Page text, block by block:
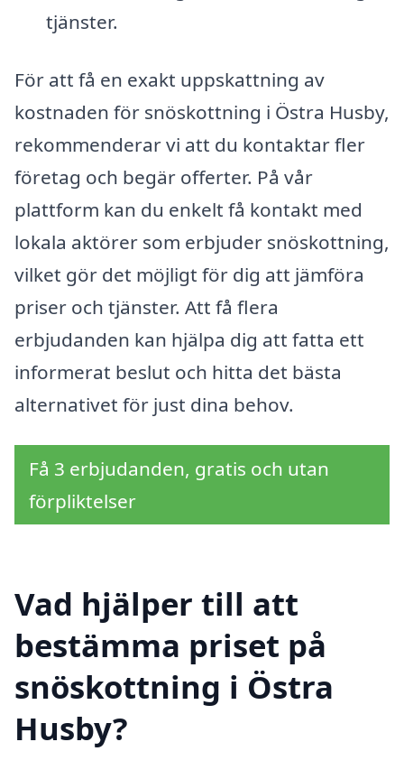
tjänster.
För att få en exakt uppskattning av
kostnaden för snöskottning i Östra Husby,
rekommenderar vi att du kontaktar fler
företag och begär offerter. På vår
plattform kan du enkelt få kontakt med
lokala aktörer som erbjuder snöskottning,
vilket gör det möjligt för dig att jämföra
priser och tjänster. Att få flera
erbjudanden kan hjälpa dig att fatta ett
informerat beslut och hitta det bästa
alternativet för just dina behov.
Få 3 erbjudanden, gratis och utan
förpliktelser
Vad hjälper till att
bestämma priset på
snöskottning i Östra
Husby?